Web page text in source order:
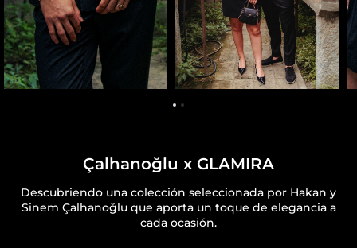
Çalhanoğlu x GLAMIRA
Descubriendo una colección seleccionada por Hakan y
Sinem Çalhanoğlu que aporta un toque de elegancia a
cada ocasión.